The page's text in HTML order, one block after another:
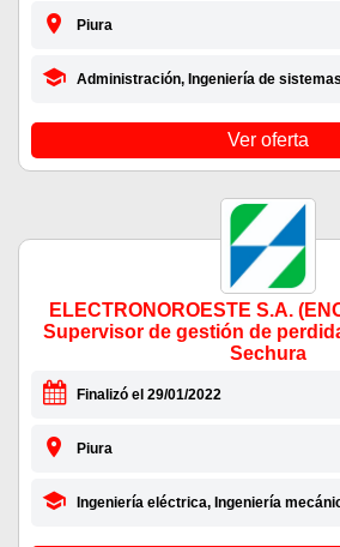
Piura
Administración, Ingeniería de
Ver oferta
ELECTRONOROESTE S.A.
Supervisor de gestión de
Sechura
Finalizó el 29/01/2022
Piura
Ingeniería eléctrica, Ingeniería